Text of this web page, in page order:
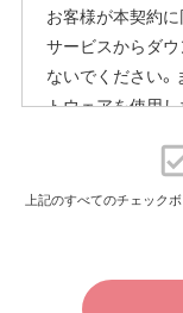
ファームウェア
くなります。
従量制課金契約
よる通信費用や
お客様が本契約
サービスからダ
ないでください
トウェアを使用
ダウン
（株）バッファロ
ンロードソフト
ます）について
上記のすべてのチェック